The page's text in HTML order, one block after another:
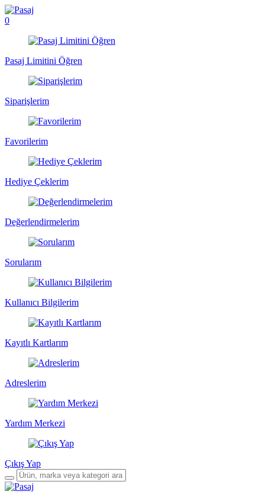
0
Pasaj Limitini Öğren
Siparişlerim
Favorilerim
Hediye Çeklerim
Değerlendirmelerim
Sorularım
Kullanıcı Bilgilerim
Kayıtlı Kartlarım
Adreslerim
Yardım Merkezi
Çıkış Yap